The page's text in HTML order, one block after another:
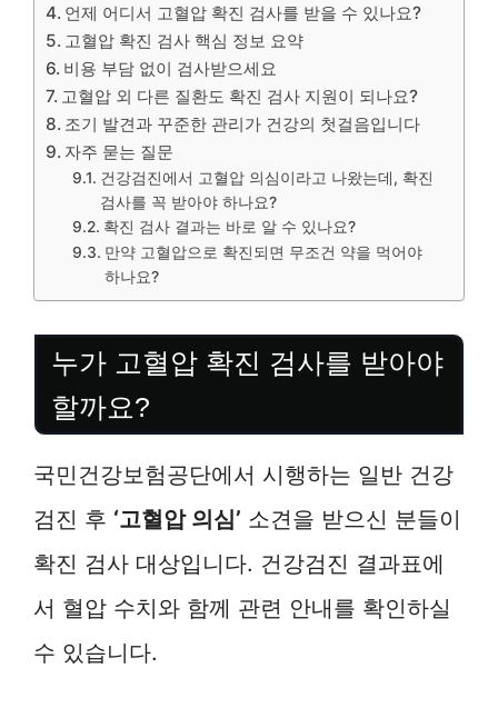
언제 어디서 고혈압 확진 검사를 받을 수 있나요?
고혈압 확진 검사 핵심 정보 요약
비용 부담 없이 검사받으세요
고혈압 외 다른 질환도 확진 검사 지원이 되나요?
조기 발견과 꾸준한 관리가 건강의 첫걸음입니다
자주 묻는 질문
건강검진에서 고혈압 의심이라고 나왔는데, 확진
검사를 꼭 받아야 하나요?
확진 검사 결과는 바로 알 수 있나요?
만약 고혈압으로 확진되면 무조건 약을 먹어야
하나요?
누가 고혈압 확진 검사를 받아야
할까요?
국민건강보험공단에서 시행하는 일반 건강
검진 후 ‘고혈압 의심’ 소견을 받으신 분들이
확진 검사 대상입니다. 건강검진 결과표에
서 혈압 수치와 함께 관련 안내를 확인하실
수 있습니다.